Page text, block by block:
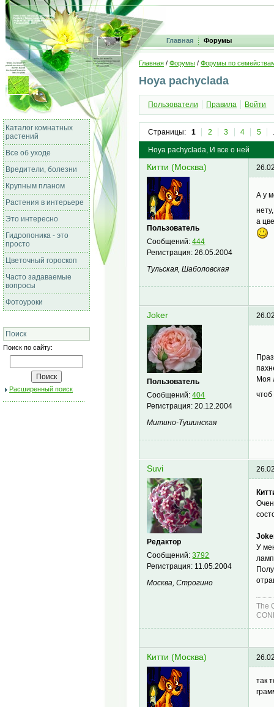
Главная Форумы
Каталог комнатных
растений
Все об уходе
Вредители, болезни
Крупным планом
Растения в интерьере
Это интересно
Гидропоника - это
просто
Цветочный гороскоп
Часто задаваемые
вопросы
Фотоуроки
Поиск
Поиск по сайту:
Расширенный поиск
Главная / Форумы / Форумы по
Hoya pachyclada
Пользователи Правила Войти
Страницы: 1 2 3 4 5
Hoya pachyclada, И все о ней
Китти (Москва)
Пользователь
Сообщений:444
Регистрация:26.05.2004
Тульская, Шаболовская
А у
а
Joker
Пользователь
Сообщений:404
Регистрация:20.12.2004
Митино-Тушинская
Моя
Suvi
Редактор
Сообщений:3792
Регистрация: 11.05.2004
Москва, Строгино
У
The
Китти (Москва)
так